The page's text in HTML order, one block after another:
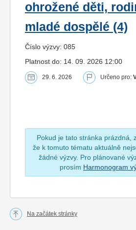
ohrožené děti,
mladé dospělé (4)
Číslo výzvy: 085
Platnost do: 14. 09. 2026 12:00
29. 6. 2026 Určeno pro:
Pokud je tato stránka prázdná,
že k tomuto tématu aktuálně
žádné výzvy. Pro plánované
prosím Harmonogram
Na začátek stránky